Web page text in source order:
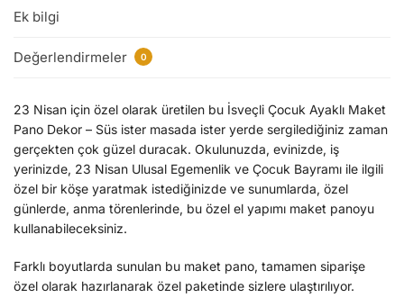
Ek bilgi
Değerlendirmeler 0
23 Nisan için özel olarak üretilen bu İsveçli Çocuk Ayaklı Maket
Pano Dekor – Süs ister masada ister yerde sergilediğiniz zaman
gerçekten çok güzel duracak. Okulunuzda, evinizde, iş
yerinizde, 23 Nisan Ulusal Egemenlik ve Çocuk Bayramı ile ilgili
özel bir köşe yaratmak istediğinizde ve sunumlarda, özel
günlerde, anma törenlerinde, bu özel el yapımı maket panoyu
kullanabileceksiniz.
Farklı boyutlarda sunulan bu maket pano, tamamen siparişe
özel olarak hazırlanarak özel paketinde sizlere ulaştırılıyor.